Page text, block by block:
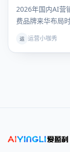
2026年国内AI营
费品牌来华布局
生态，原有AI品
运 运营小咖秀